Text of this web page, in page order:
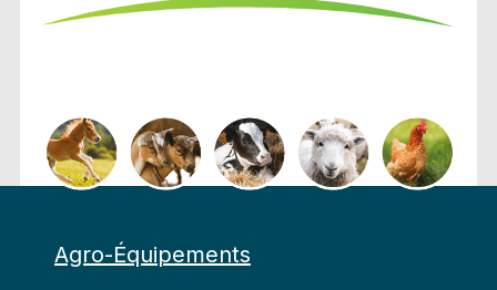
Agro-Équipements